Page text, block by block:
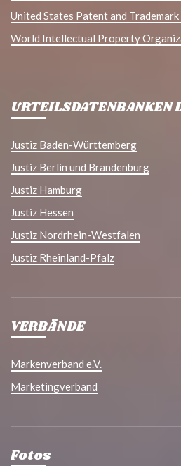
United States Patent and
World Intellectual Property
URTEILSDATENBANKEN
Justiz Baden-Württemberg
Justiz Berlin und Brandenburg
Justiz Hamburg
Justiz Hessen
Justiz Nordrhein-Westfalen
Justiz Rheinland-Pfalz
VERBÄNDE
Markenverband e.V.
Marketingverband
Fotos